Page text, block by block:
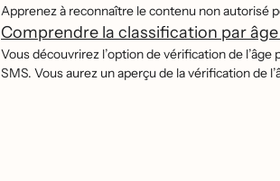
Apprenez à reconnaître le contenu non autorisé
Comprendre la classification par
Vous découvrirez l’option de vérification de
SMS. Vous aurez un aperçu de la vérification de